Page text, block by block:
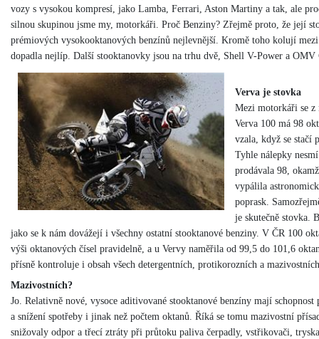
vozy s vysokou kompresí, jako Lamba, Ferrari, Aston Martiny a tak, ale
silnou skupinou jsme my, motorkáři. Proč Benziny? Zřejmě proto, že její
prémiových vysokooktanových benzínů nejlevnější. Kromě toho kolují
dopadla nejlíp. Další stooktanovky jsou na trhu dvě, Shell V-Power a OMV
Verva je stovka
Mezi motorkáři se z
Verva 100 má 98
vzala, když se stačí
Tyhle nálepky
prodávala 98,
vypálila
poprask.
je skutečně stovka.
jako se k nám dovážejí i všechny ostatní stooktanové benziny. V ČR 100
výši oktanových čísel pravidelně, a u Vervy naměřila od 99,5 do 101,6
přísně kontroluje i obsah všech detergentních, protikorozních a
Mazivostních?
Jo. Relativně nové, vysoce aditivované stooktanové benzíny mají
a snížení spotřeby i jinak než počtem oktanů. Říká se tomu mazivostní
snižovaly odpor a třecí ztráty při průtoku paliva čerpadly, vstřikovači,